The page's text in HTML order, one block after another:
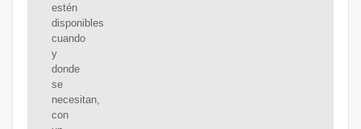
estén
disponibles
cuando
y
donde
se
necesitan,
con